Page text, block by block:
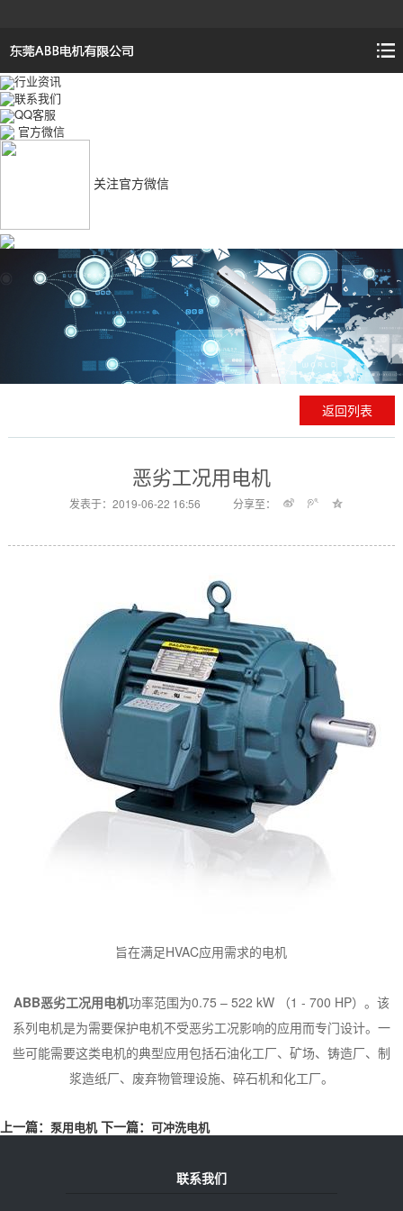
行业资讯
联系我们
QQ客服
官方微信
关注官方微信
返回列表
恶劣工况用电机
发表于：2019-06-22 16:56 分享至：
旨在满足HVAC应用需求的电机
ABB恶劣工况用电机功率范围为0.75 – 522 kW （1 - 700 HP）。该
系列电机是为需要保护电机不受恶劣工况影响的应用而专门设计。一
些可能需要这类电机的典型应用包括石油化工厂、矿场、铸造厂、制
浆造纸厂、废弃物管理设施、碎石机和化工厂。
上一篇： 泵用电机下一篇： 可冲洗电机
联系我们